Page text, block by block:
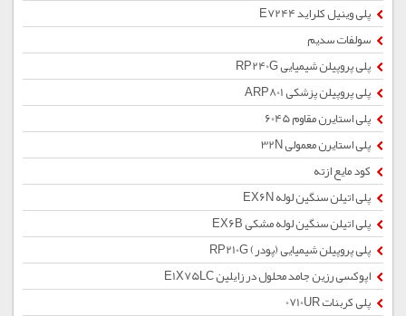
پلی وینیل کلراید E7244
سولفات سدیم
پلی پروپیلن شیمیایی RP240G
پلی پروپیلن پزشکی ARP801
پلی استایرن مقاوم 6045
پلی استایرن معمولی 32N
کود مایع ازته
پلی اتیلن سنگین لوله EX6N
پلی اتیلن سنگین لوله مشکی EX6B
پلی پروپیلن شیمیایی (پودر) RP210G
اپوکسی رزین جامد محلول در زایلین E1X75LC
پلی کربنات 0710UR